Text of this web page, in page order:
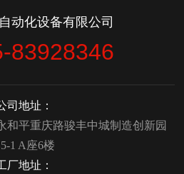
动化设备有限公司
83928346
司地址：
和平重庆路骏丰中城制造创新园
1 A座6楼
厂地址：